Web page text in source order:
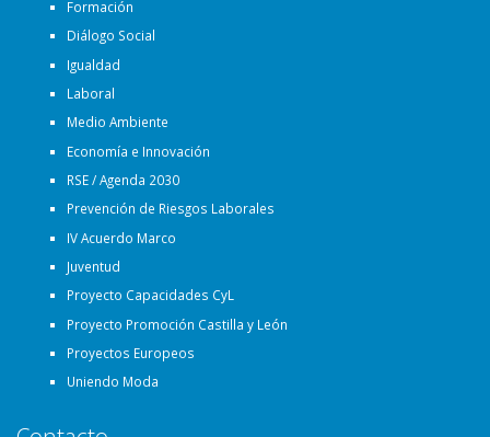
Formación
Diálogo Social
Igualdad
Laboral
Medio Ambiente
Economía e Innovación
RSE / Agenda 2030
Prevención de Riesgos Laborales
IV Acuerdo Marco
Juventud
Proyecto Capacidades CyL
Proyecto Promoción Castilla y León
Proyectos Europeos
Uniendo Moda